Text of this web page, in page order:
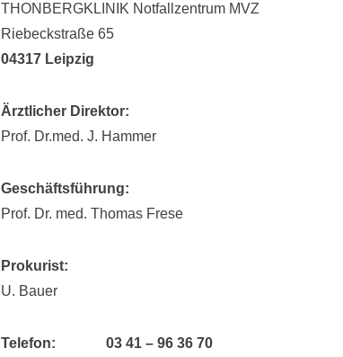
THONBERGKLINIK Notfallzentrum MVZ
Riebeckstraße 65
04317 Leipzig
Ärztlicher Direktor:
Prof. Dr.med. J. Hammer
Geschäftsführung:
Prof. Dr. med. Thomas Frese
Prokurist:
U. Bauer
Telefon: 03 41 – 96 36 70